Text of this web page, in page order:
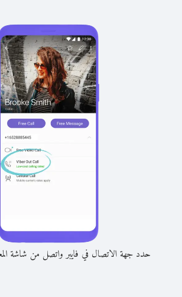
حدد جهة الاتصال في فايبر واتصل من شاشة